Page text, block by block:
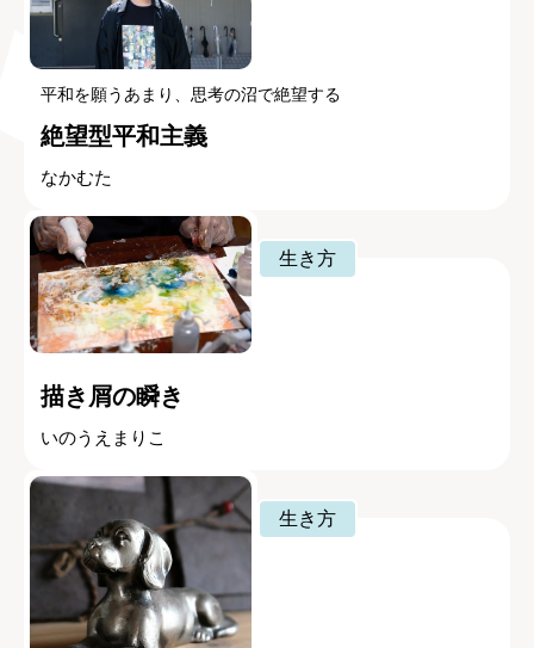
平和を願うあまり、思考の沼で絶望する
絶望型平和主義
なかむた
生き方
描き屑の瞬き
いのうえまりこ
生き方